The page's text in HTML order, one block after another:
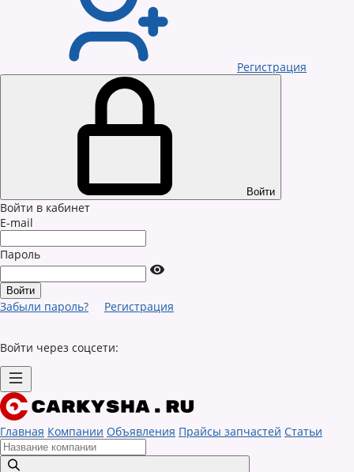
Регистрация
Войти
Войти в кабинет
E-mail
Пароль
Забыли пароль? Регистрация
Войти через соцсети:
Главная Компании Объявления Прайсы запчастей Статьи